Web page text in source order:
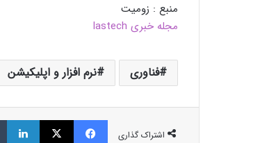
منبع : زومیت
مجله خبری lastech
فناوری نرم افزار و اپلیکیشن
اشتراک گذاری
فیسبوک ایکس لینکداین